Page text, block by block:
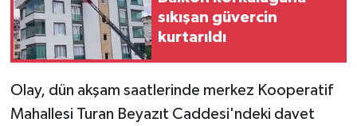
sıkışan güvercin
kurtarıldı
Olay, dün akşam saatlerinde merkez Kooperatif
Mahallesi Turan Beyazıt Caddesi'ndeki davet